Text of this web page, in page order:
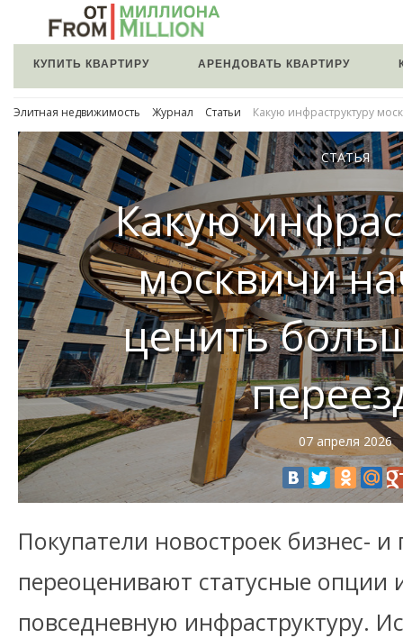
КУПИТЬ КВАРТИРУ АРЕНДОВАТЬ КВАРТИРУ
Элитная недвижимость Журнал Статьи Какую инфраструктуру
СТАТЬЯ
Какую
москвичи
ценить
07 апреля 2026
Покупатели новостроек бизнес- и
переоценивают статусные
повседневную инфраструктуру.